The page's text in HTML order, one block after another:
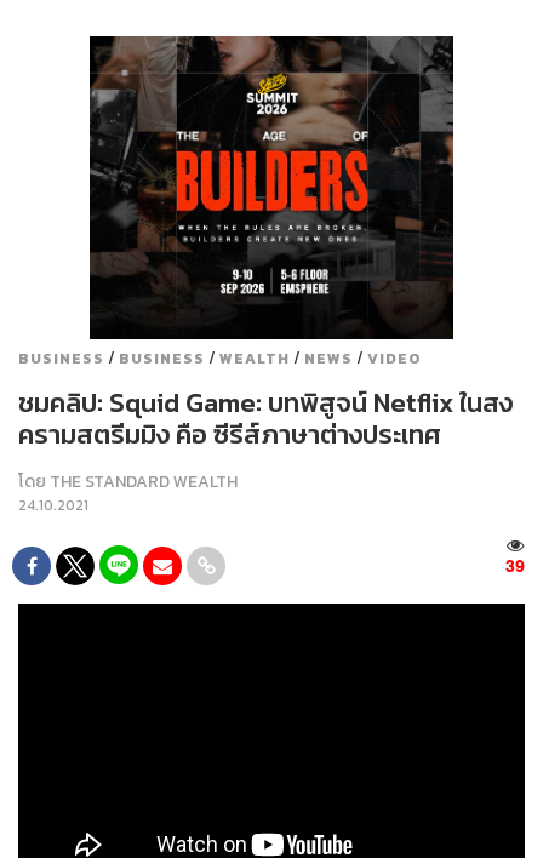
BUSINESS / BUSINESS / WEALTH / NEWS / VIDEO
ชมคลิป: Squid Game: บทพิสูจน์ Netflix ในสง
ครามสตรีมมิง คือ ซีรีส์ภาษาต่างประเทศ
โดย THE STANDARD WEALTH
24.10.2021
39